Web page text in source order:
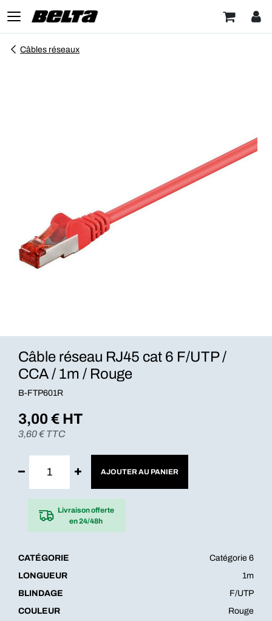
Câbles réseaux
Câble réseau RJ45 cat 6 F/UTP /
CCA / 1m / Rouge
B-FTP601R
3,00€ HT
3,60€ TTC
AJOUTER AU PANIER
Livraison offerte
en 24/48h
CATÉGORIE
Catégorie 6
LONGUEUR
1m
BLINDAGE
F/UTP
COULEUR
Rouge